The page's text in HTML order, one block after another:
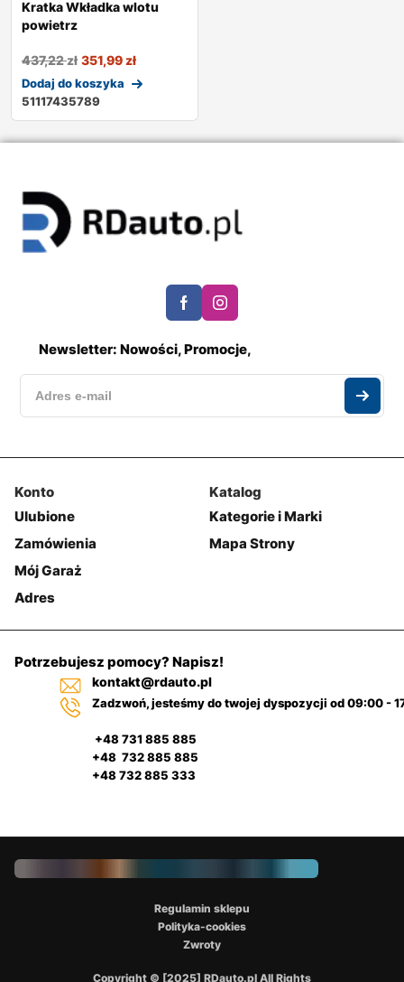
Kratka Wkładka wlotu
powietrz
437,22zł 351,99zł
Dodaj do koszyka
51117435789
Newsletter: Nowości, Promocje,
Konto
Ulubione
Zamówienia
Mój Garaż
Adres
Katalog
Kategorie i Marki
Mapa Strony
Potrzebujesz pomocy? Napisz!
kontakt@rdauto.pl
Zadzwoń, jesteśmy do twojej dyspozycji od 09:00 -
+48 731 885 885
+48 732 885 885
+48 732 885 333
Copyright © [2025] RDauto.pl All Rights
Regulamin sklepu
Polityka-cookies
Zwroty